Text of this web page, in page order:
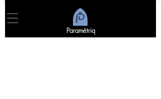
Paramétriq